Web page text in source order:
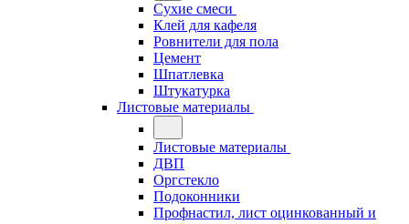
Сухие смеси
Клей для кафеля
Ровнители для пола
Цемент
Шпатлевка
Штукатурка
Листовые материалы
Листовые материалы
ДВП
Оргстекло
Подоконники
Профнастил, лист оцинкованный и